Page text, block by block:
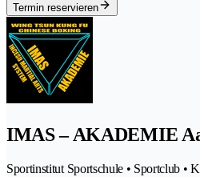
Termin reservieren
IMAS – AKADEMIE
Sportinstitut Sportschule • Sportclub •